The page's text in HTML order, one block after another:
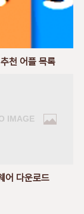
천 어플 목록
어 다운로드